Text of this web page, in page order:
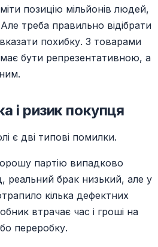
позицію мільйонів людей,
треба правильно відібрати
похибку. З товарами
має бути репрезентативною, а
і ризик покупця
є дві типові помилки.
партію випадково
реальний брак низький, але у
кілька дефектних
втрачає час і гроші на
переробку.